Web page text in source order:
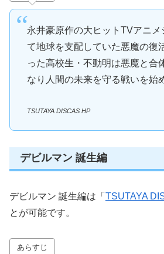
永井豪原作の大ヒットTVアニメ
て地球を支配していた悪魔の復
った高校生・不動明は悪魔と合
なり人間の未来を守る戦いを始
TSUTAYA DISCAS HP
デビルマン 誕生編
デビルマン 誕生編は「 TSUTAYA
とが可能です。
あらすじ